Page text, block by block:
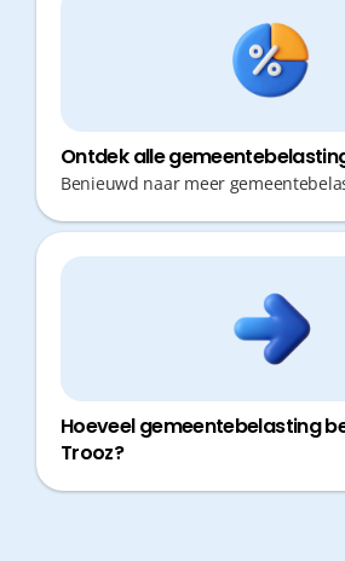
Ontdek alle
Benieuwd naar meer
Hoeveel gemeentebelasting
Trooz?